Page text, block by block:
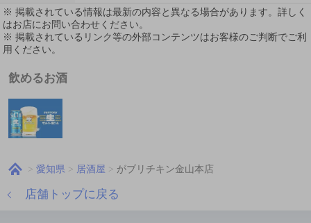
※ 掲載されている情報は最新の内容と異なる場合があります。詳しく
はお店にお問い合わせください。
※ 掲載されているリンク等の外部コンテンツはお客様のご判断でご利
用ください。
飲めるお酒
愛知県 居酒屋 がブリチキン金山本店
店舗トップに戻る